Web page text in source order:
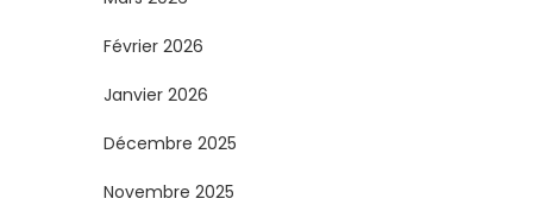
n
d
e
Février 2026
Janvier 2026
Décembre 2025
Novembre 2025